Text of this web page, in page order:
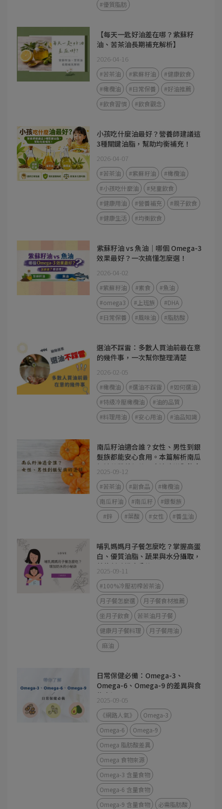
#優質脂肪
【每天一匙好油差在哪？紫蘇籽
油、苦茶油長期補充解析】
2026-04-16
#苦茶油 #紫蘇籽油
#健康飲食
#橄欖油
#日常保養
#好油推薦
#飲食習慣
#飲食觀念
小孩吃什麼油最好？營養師建議這
3種關鍵油脂，幫助均衡補充！
2026-04-07
#苦茶油 #紫蘇籽油
#橄欖油
#小孩吃什麼油
#兒童飲食
#健康用油
#營養補充
#親子飲食
#健康生活
#均衡飲食
紫蘇籽油 vs 魚油｜哪個 Omega-3
效果最好？一次搞懂怎麼選！
2026-04-02
#紫蘇籽油 #素食
#魚油
#omega3
#上班族
#DHA
#日常保養
#風味油 #脂肪酸
選油不踩雷：多數人買油前最在意
的幾件事，一次幫你整理清楚
2026-02-05
#橄欖油 #選油不踩雷
#如何選油
#特級冷壓橄欖油
#油的品質
#料理用油
#安心用油 #油品知識
南瓜籽油適合誰？女性、男性到銀
髮族都能安心食用。本篇解析南瓜
籽油的營養價值、吃法建議與飲食
應用，幫助你找到最適合的好油選
擇。
2025-09-12
#苦茶油 #副食品
#橄欖油
南瓜籽油
#南瓜籽
#銀髮族
#鋅
#葉酸 #女性 #養生油
哺乳媽媽月子餐怎麼吃？掌握高蛋
白、優質油脂、蔬果與水分攝取，
就能幫助奶水分泌。
2025-09-11
#100%冷壓初榨苦茶油
月子餐怎麼選
月子餐食材推薦
坐月子飲食
苦茶油月子餐
健康月子餐料理
月子餐用油
麻油
日常保健必備：Omega-3、
Omega-6、Omega-9 的差異與食
物來源
2025-09-05
《網路人氣》
Omega-3
Omega-6
Omega-9
Omega 脂肪酸差異
Omega 食物來源
Omega-3 含量食物
Omega-6 含量食物
Omega-9 含量食物
必需脂肪酸